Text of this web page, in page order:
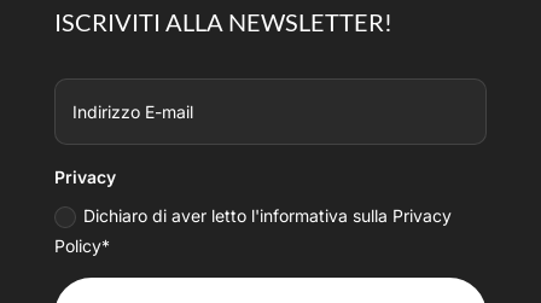
ISCRIVITI ALLA NEWSLETTER!
Privacy
Dichiaro di aver letto l'informativa sulla Privacy
Policy*